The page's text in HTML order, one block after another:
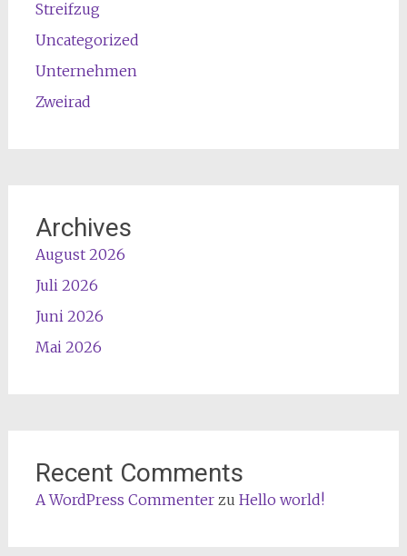
Streifzug
Uncategorized
Unternehmen
Zweirad
Archives
August 2026
Juli 2026
Juni 2026
Mai 2026
Recent Comments
A WordPress Commenterzu Hello world!